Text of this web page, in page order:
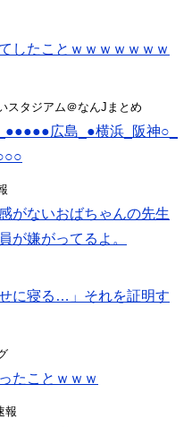
したことｗｗｗｗｗｗｗ
スタジアム＠なんJまとめ
広島_●横浜_阪神○_
がないおばちゃんの先生
が嫌がってるよ。
に寝る…」それを証明す
たことｗｗｗ
報